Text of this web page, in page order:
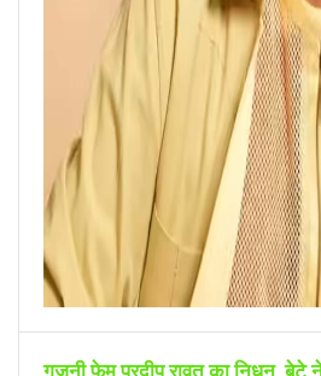
गजनी फेम प्रदीप रावत का निधन, बेटे